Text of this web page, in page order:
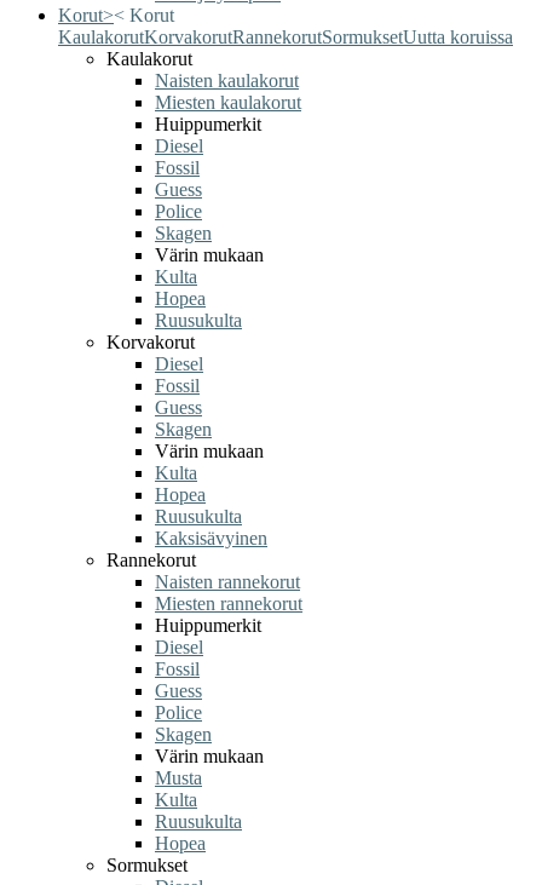
Korut>< Korut
KaulakorutKorvakorutRannekorutSormuksetUutta koruissa
Kaulakorut
Naisten kaulakorut
Miesten kaulakorut
Huippumerkit
Diesel
Fossil
Guess
Police
Skagen
Värin mukaan
Kulta
Hopea
Ruusukulta
Korvakorut
Diesel
Fossil
Guess
Skagen
Värin mukaan
Kulta
Hopea
Ruusukulta
Kaksisävyinen
Rannekorut
Naisten rannekorut
Miesten rannekorut
Huippumerkit
Diesel
Fossil
Guess
Police
Skagen
Värin mukaan
Musta
Kulta
Ruusukulta
Hopea
Sormukset